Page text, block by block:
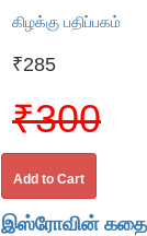
கிழக்கு பதிப்பகம்
₹285
₹300
Add to Cart
இஸ்ரோவின் கதை